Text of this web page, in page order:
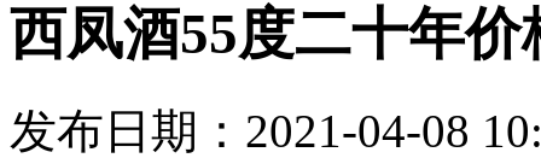
西凤酒55度二十年价
发布日期：2021-04-08